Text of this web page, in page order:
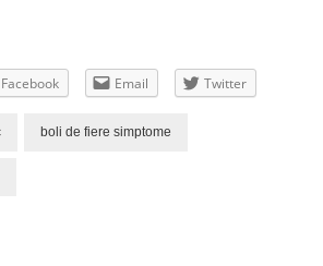
Facebook Email Twitter
boli de fiere simptome